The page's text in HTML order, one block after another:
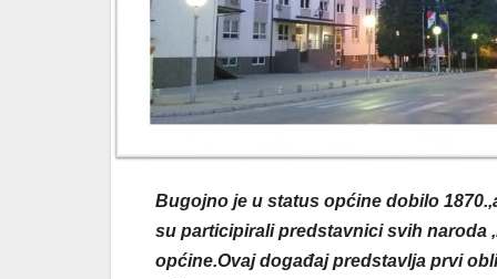
Bugojno je u status općine dobilo
su participirali predstavnici svih naroda
općine.Ovaj događaj predstavlja prvi